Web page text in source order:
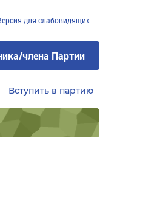
для слабовидящих
члена Партии
Вступить в партию